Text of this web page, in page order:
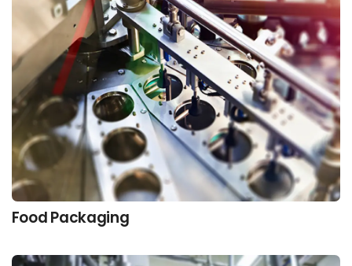
Food Packaging